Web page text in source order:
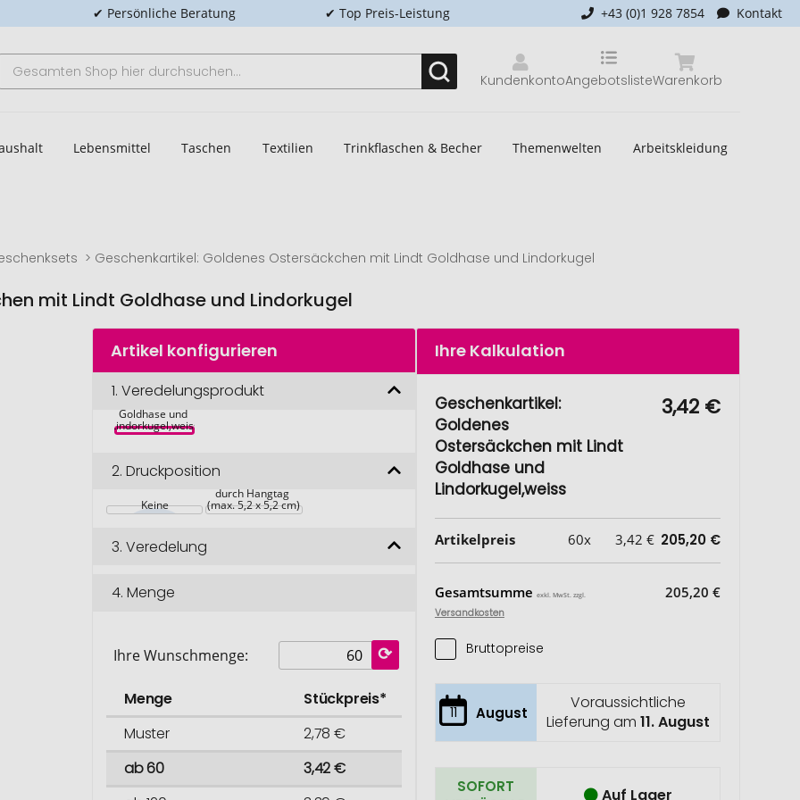
✔ Persönliche Beratung ✔ Top Preis-Leistung +43 (0)1 928 7854 Kontakt
Kundenkonto Warenkorb
Angebotsliste
Lebensmittel Taschen Textilien Trinkflaschen & Becher Themenwelten Arbeitskleidung
Geschenkartikel: Goldenes Ostersäckchen mit Lindt Goldhase und Lindorkugel
mit Lindt Goldhase und Lindorkugel
Artikel konfigurieren
1.Veredelungsprodukt
Ostersäckchen
Goldhase und
Lindorkugel,weiss
2.Druckposition
Keine
durch Hangtag
(max. 5,2 x 5,2 cm)
3.Veredelung
4.Menge
Ihre Wunschmenge:
Menge
Stückpreis*
Muster
2,78 €
ab 60
3,42 €
Ihre Kalkulation
Geschenkartikel:
Goldenes
Ostersäckchen mit Lindt
Goldhase und
Lindorkugel,weiss
3,42 €
Artikelpreis 60x 3,42 € 205,20 €
Gesamtsumme exkl. MwSt. zzgl.
Versandkosten
205,20 €
Bruttopreise
11 August
Voraussichtliche
Lieferung am 11. August
SOFORT
Auf Lager